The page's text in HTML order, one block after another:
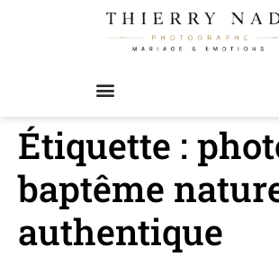
Étiquette :
baptême
authentique